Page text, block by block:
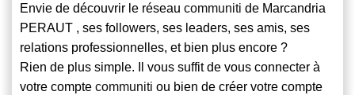
Envie de découvrir le réseau communiti de Marcandria
PERAUT , ses followers, ses leaders, ses amis, ses
relations professionnelles, et bien plus encore ?
Rien de plus simple. Il vous suffit de vous connecter à
votre compte communiti ou bien de créer votre compte